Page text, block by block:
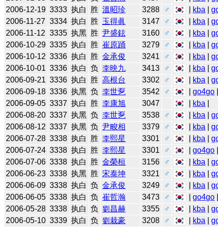
2006-12-19 3333 执白 胜 溫昭珍 3288 ♂ kba |
2006-11-27 3334 执白 胜 玉得眞 3147 ♂ kba |
2006-11-12 3335 执黑 胜 尹盛鉉 3160 ♂ kba |
2006-10-29 3335 执白 胜 崔原踊 3279 ♂ kba |
2006-10-12 3336 执白 胜 金承俊 3241 ♂ kba |
2006-10-01 3336 执白 负 李映九 3413 ♂ kba |
2006-09-21 3336 执白 胜 高根台 3302 ♂ kba |
2006-09-18 3336 执黑 负 李世乭 3542 ♂ |go4go
2006-09-05 3337 执白 胜 李康旭 3047 kba
2006-08-20 3337 执黑 负 李世乭 3538 ♂ kba |
2006-08-12 3337 执黑 负 尹畯相 3379 ♂ kba |
2006-07-28 3338 执白 胜 李熙星 3301 ♂ kba |
2006-07-24 3338 执白 胜 李熙星 3301 ♂ |go4go
2006-07-06 3338 执白 胜 金榮桓 3156 ♂ kba |
2006-06-23 3338 执黑 胜 宋泰坤 3321 ♂ kba |
2006-06-09 3338 执白 负 金承俊 3249 ♂ kba |
2006-06-05 3338 执白 负 崔哲瀚 3473 ♂ |go4go
2006-05-28 3338 执白 负 劉昌赫 3355 ♂ kba |
2006-05-10 3339 执白 负 劉栽豪 3208 ♂ kba |